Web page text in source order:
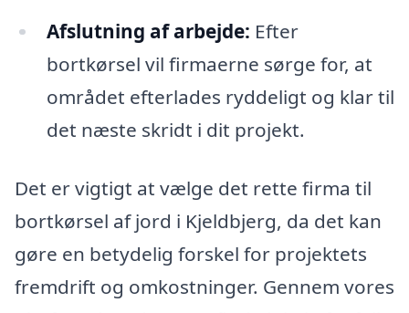
Afslutning af arbejde: Efter
bortkørsel vil firmaerne sørge for, at
området efterlades ryddeligt og klar til
det næste skridt i dit projekt.
Det er vigtigt at vælge det rette firma til
bortkørsel af jord i Kjeldbjerg, da det kan
gøre en betydelig forskel for projektets
fremdrift og omkostninger. Gennem vores